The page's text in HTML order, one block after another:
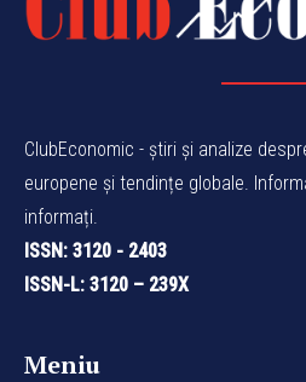
ClubEconomic - știri și analize
europene și tendințe globale.
informați.
ISSN: 3120 - 2403
ISSN-L: 3120 – 239X
Meniu